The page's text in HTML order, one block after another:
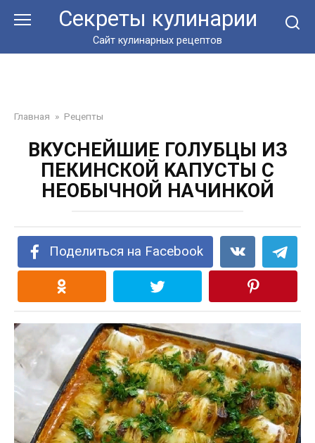
Секреты кулинарии
Сайт кулинарных рецептов
Главная » Рецепты
BKУСHЕЙШИЕ ГОЛУБЦЫ ИЗ
ПЕКИНСКОЙ KAПУСTЫ С
HЕOБЫЧHOЙ HAЧИHKOЙ
Поделиться на Facebook